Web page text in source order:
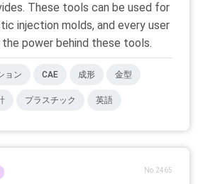
These tools can be used for
injection molds, and every user
power behind these tools.
ョン CAE 成形 金型
プラスチック 英語
No.2465